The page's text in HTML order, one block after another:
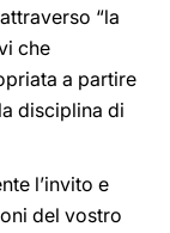
“la
che
a partire
disciplina di
l’invito e
del vostro